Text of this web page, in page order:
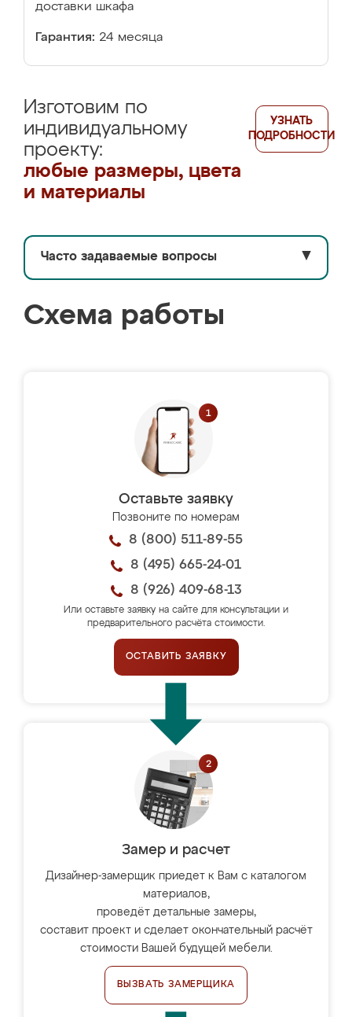
доставки шкафа
Гарантия: 24 месяца
Изготовим по
индивидуальному
проекту:
любые размеры, цвета
и материалы
УЗНАТЬ
ПОДРОБНОСТИ
Часто задаваемые вопросы ▼
Схема работы
Оставьте заявку
Позвоните по номерам
8 (800) 511-89-55
8 (495) 665-24-01
8 (926) 409-68-13
Или оставьте заявку на сайте для консультации и
предварительного расчёта стоимости.
ОСТАВИТЬ ЗАЯВКУ
Замер и расчет
Дизайнер-замерщик приедет к Вам с каталогом
материалов,
проведёт детальные замеры,
составит проект и сделает окончательный расчёт
стоимости Вашей будущей мебели.
ВЫЗВАТЬ ЗАМЕРЩИКА